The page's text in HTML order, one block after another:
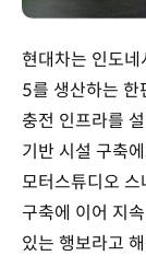
현대차는 인도
5를 생산하는 한
충전 인프라를
기반 시설 구축
모터스튜디오
구축에 이어 지
있는 행보라고